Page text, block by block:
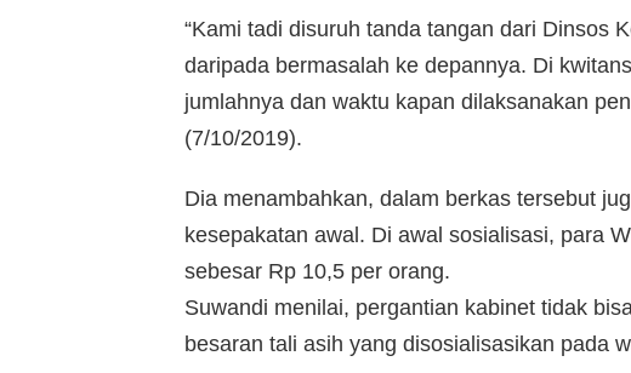
“Kami tadi disuruh tanda tangan dari Dinsos
daripada bermasalah ke depannya. Di
jumlahnya dan waktu kapan dilaksanakan
(7/10/2019).
Dia menambahkan, dalam berkas tersebut
kesepakatan awal. Di awal sosialisasi, para
sebesar Rp 10,5 per orang.
Suwandi menilai, pergantian kabinet tidak
besaran tali asih yang disosialisasikan pada